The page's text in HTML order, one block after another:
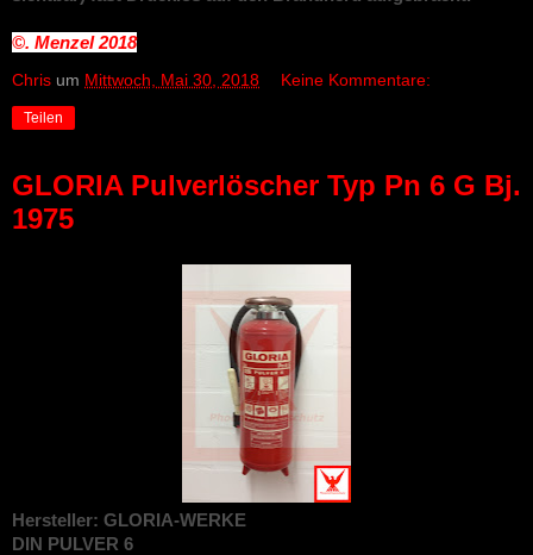
©. Menzel2018
Chris um Mittwoch, Mai 30, 2018 Keine Kommentare:
Teilen
GLORIA Pulverlöscher Typ Pn 6 G Bj.
1975
Hersteller: GLORIA-WERKE
DIN PULVER 6